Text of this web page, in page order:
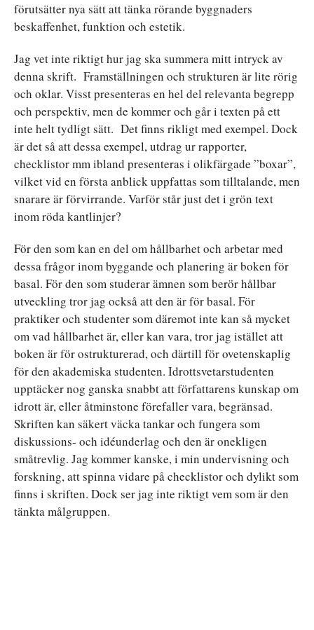
förutsätter nya sätt att tänka rörande byggnaders
beskaffenhet, funktion och estetik.
Jag vet inte riktigt hur jag ska summera mitt intryck av
denna skrift. Framställningen och strukturen är lite rörig
och oklar. Visst presenteras en hel del relevanta begrepp
och perspektiv, men de kommer och går i texten på ett
inte helt tydligt sätt. Det finns rikligt med exempel. Dock
är det så att dessa exempel, utdrag ur rapporter,
checklistor mm ibland presenteras i olikfärgade ”boxar”,
vilket vid en första anblick uppfattas som tilltalande, men
snarare är förvirrande. Varför står just det i grön text
inom röda kantlinjer?
För den som kan en del om hållbarhet och arbetar med
dessa frågor inom byggande och planering är boken för
basal. För den som studerar ämnen som berör hållbar
utveckling tror jag också att den är för basal. För
praktiker och studenter som däremot inte kan så mycket
om vad hållbarhet är, eller kan vara, tror jag istället att
boken är för ostrukturerad, och därtill för ovetenskaplig
för den akademiska studenten. Idrottsvetarstudenten
upptäcker nog ganska snabbt att författarens kunskap om
idrott är, eller åtminstone förefaller vara, begränsad.
Skriften kan säkert väcka tankar och fungera som
diskussions- och idéunderlag och den är onekligen
småtrevlig. Jag kommer kanske, i min undervisning och
forskning, att spinna vidare på checklistor och dylikt som
finns i skriften. Dock ser jag inte riktigt vem som är den
tänkta målgruppen.